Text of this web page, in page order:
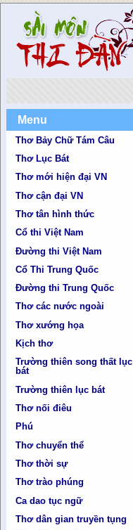
Menu
Thơ Bảy Chữ Tám Câu
Thơ Lục Bát
Thơ mới hiện đại VN
Thơ cận đại VN
Thơ tân hình thức
Cổ thi Việt Nam
Đường thi Việt Nam
Cổ Thi Trung Quốc
Đường thi Trung Quốc
Thơ các nước ngoài
Thơ xướng họa
Kịch thơ
Trường thiên song thất lục
bát
Trường thiên lục bát
Thơ nối điêu
Phú
Thơ chuyển thể
Thơ thời sự
Thơ trào phúng
Ca dao tục ngữ
Thơ dân gian truyền tụng